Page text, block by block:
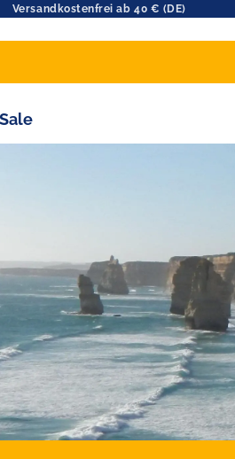
Versandkostenfrei ab 40 € (DE)
Sale